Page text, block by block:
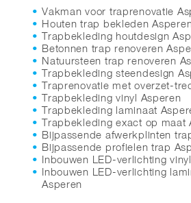
Vakman voor traprenovatie
Houten trap bekleden
Trapbekleding houtdesign
Betonnen trap renoveren
Natuursteen trap renoveren
Trapbekleding steendesign
Traprenovatie met overzet-
Trapbekleding vinyl Asperen
Trapbekleding laminaat
Trapbekleding exact op maat
Bijpassende afwerkplinten
Bijpassende profielen trap
Inbouwen LED-verlichting
Inbouwen LED-verlichting
Asperen